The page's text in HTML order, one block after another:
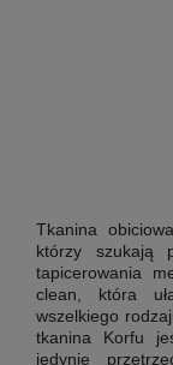
Tkanina
którzy szukają
tapicerowania
clean, która
wszelkiego
tkanina Korfu
jedynie